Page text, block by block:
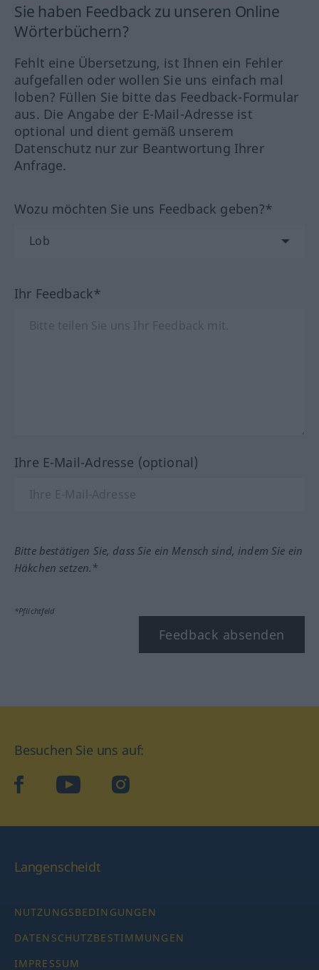
Sie haben Feedback zu unseren Online
Wörterbüchern?
Fehlt eine Übersetzung, ist Ihnen ein Fehler
aufgefallen oder wollen Sie uns einfach mal
loben? Füllen Sie bitte das Feedback-Formular
aus. Die Angabe der E-Mail-Adresse ist
optional und dient gemäß unserem
Datenschutz nur zur Beantwortung Ihrer
Anfrage.
Wozu möchten Sie uns Feedback geben?*
Ihr Feedback*
Ihre E-Mail-Adresse (optional)
Bitte bestätigen Sie, dass Sie ein Mensch sind, indem Sie ein
Häkchen setzen.*
*Pflichtfeld
Feedback absenden
Besuchen Sie uns auf:
facebookYouTube Instagram
Langenscheidt
NUTZUNGSBEDINGUNGEN
DATENSCHUTZBESTIMMUNGEN
IMPRESSUM